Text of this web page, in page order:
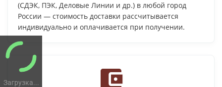
Загрузка...
(СДЭК, ПЭК, Деловые Линии и др.) в любой город
России — стоимость доставки рассчитывается
индивидуально и оплачивается при получении.